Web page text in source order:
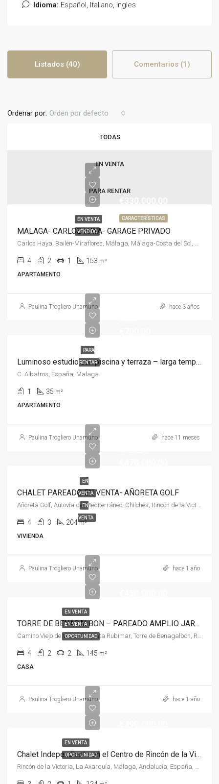
Idioma: Español, Italiano, Ingles
Listados (40) Comentarios (1)
TODAS
EN VENTA
PARA RENTAR
Ordenar por: Orden por defecto
CARACTERÍSTICAS
EN VENTA
VENDIDO
MALAGA- CARLOS HAYA- GARAGE PRIVADO
Carlos Haya, Bailén-Miraflores, Málaga, Málaga-Costa del Sol, Málaga, Andalucía, España, España, Málaga-Costa del Sol
4 2 1 153 m²
APARTAMENTO
Paulina Trogliero Unamuno hace 3 años
PARA
RENTAR Luminoso estudio con piscina y terraza – larga temporada
C. Albatros, España, Malaga
1 35 m²
APARTAMENTO
Paulina Trogliero Unamuno hace 11 meses
EN
VENTA
EN
VENTA
CHALET PAREADO EN VENTA- AÑORETA GOLF
Añoreta Golf, Autovía del Mediterráneo, Chilches, Rincón de la Victoria, La Axarquía, Málaga, Andalucía, 29730, España, España, La Axarquía
4 3 204 m²
VIVIENDA
Paulina Trogliero Unamuno hace 1 año
EN VENTA
EN VENTA
OPORTUNIDAD
TORRE DE BENAGALBON – PAREADO AMPLIO JARDIN
Camino Viejo de Velez, Conjunta Rubimar, Torre de Benagalbón, Rincón de la Victoria, La Axarquía, Málaga, Andalucía, 29738, España, España, Malaga
4 2 2 145 m²
CASA
Paulina Trogliero Unamuno hace 1 año
EN VENTA
OPORTUNIDAD Chalet Independiente en el Centro de Rincón de la Victoria – Tranquilidad y Potencial
Rincón de la Victoria, La Axarquía, Málaga, Andalucía, España, España, La Axarquía